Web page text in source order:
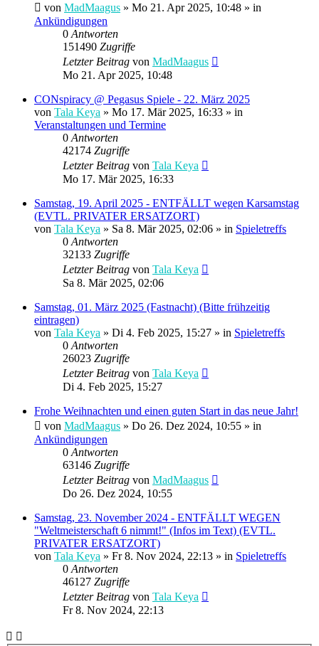
von MadMaagus » Mo 21. Apr 2025, 10:48 » in
Ankündigungen
0 Antworten
151490 Zugriffe
Letzter Beitrag von MadMaagus
Mo 21. Apr 2025, 10:48
CONspiracy @ Pegasus Spiele - 22. März 2025
von Tala Keya » Mo 17. Mär 2025, 16:33 » in
Veranstaltungen und Termine
0 Antworten
42174 Zugriffe
Letzter Beitrag von Tala Keya
Mo 17. Mär 2025, 16:33
Samstag, 19. April 2025 - ENTFÄLLT wegen Karsamstag
(EVTL. PRIVATER ERSATZORT)
von Tala Keya » Sa 8. Mär 2025, 02:06 » in Spieletreffs
0 Antworten
32133 Zugriffe
Letzter Beitrag von Tala Keya
Sa 8. Mär 2025, 02:06
Samstag, 01. März 2025 (Fastnacht) (Bitte frühzeitig
eintragen)
von Tala Keya » Di 4. Feb 2025, 15:27 » in Spieletreffs
0 Antworten
26023 Zugriffe
Letzter Beitrag von Tala Keya
Di 4. Feb 2025, 15:27
Frohe Weihnachten und einen guten Start in das neue Jahr!
von MadMaagus » Do 26. Dez 2024, 10:55 » in
Ankündigungen
0 Antworten
63146 Zugriffe
Letzter Beitrag von MadMaagus
Do 26. Dez 2024, 10:55
Samstag, 23. November 2024 - ENTFÄLLT WEGEN
"Weltmeisterschaft 6 nimmt!" (Infos im Text) (EVTL.
PRIVATER ERSATZORT)
von Tala Keya » Fr 8. Nov 2024, 22:13 » in Spieletreffs
0 Antworten
46127 Zugriffe
Letzter Beitrag von Tala Keya
Fr 8. Nov 2024, 22:13